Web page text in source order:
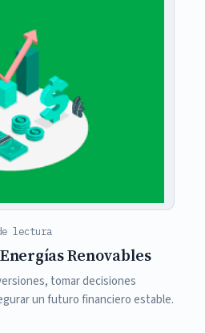
lectura
Renovables
tomar decisiones
un futuro financiero estable.